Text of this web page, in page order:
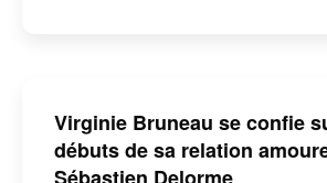
Virginie Bruneau se confie
débuts de sa relation